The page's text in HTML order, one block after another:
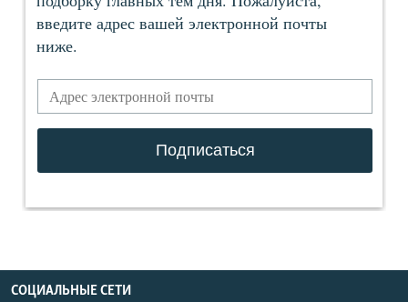
СОЦИАЛЬНЫЕ СЕТИ